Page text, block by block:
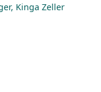
Kinga Zeller